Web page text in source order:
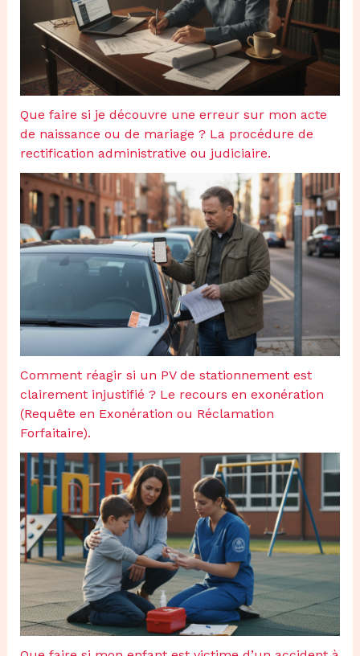
Que faire si je découvre une erreur sur mon acte
de naissance ou de mariage ? La procédure de
rectification administrative ou judiciaire.
Comment réagir si un PV de stationnement est
clairement injustifié ? Le recours en exonération
(Requête en Exonération ou Réclamation
Forfaitaire).